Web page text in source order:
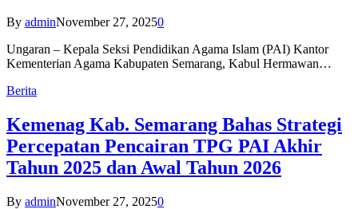
By adminNovember 27, 20250
Ungaran – Kepala Seksi Pendidikan Agama Islam (PAI) Kantor
Kementerian Agama Kabupaten Semarang, Kabul Hermawan…
Berita
Kemenag Kab. Semarang Bahas Strategi
Percepatan Pencairan TPG PAI Akhir
Tahun 2025 dan Awal Tahun 2026
By adminNovember 27, 20250